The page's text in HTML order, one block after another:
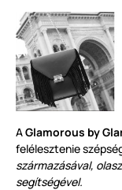
AGlamorous by
felélesztenie
származásával,
segítségével.